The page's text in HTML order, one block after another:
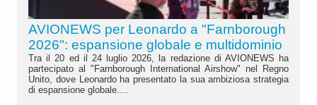
AVIONEWS per Leonardo a "Farnborough
2026": espansione globale e multidominio
Tra il 20 ed il 24 luglio 2026, la redazione di AVIONEWS ha
partecipato al "Farnborough International Airshow" nel Regno
Unito, dove Leonardo ha presentato la sua ambiziosa strategia
di espansione globale....